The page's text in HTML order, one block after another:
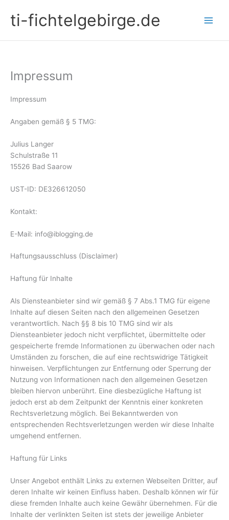
Inhalt
springenti-fichtelgebirge.de
Impressum
Impressum
Angaben gemäß § 5 TMG:
Julius Langer
Schulstraße 11
15526 Bad Saarow
UST-ID: DE326612050
Kontakt:
E-Mail: info@iblogging.de
Haftungsausschluss (Disclaimer)
Haftung für Inhalte
Als Diensteanbieter sind wir gemäß § 7 Abs.1 TMG für eigene
Inhalte auf diesen Seiten nach den allgemeinen Gesetzen
verantwortlich. Nach §§ 8 bis 10 TMG sind wir als
Diensteanbieter jedoch nicht verpflichtet, übermittelte oder
gespeicherte fremde Informationen zu überwachen oder nach
Umständen zu forschen, die auf eine rechtswidrige Tätigkeit
hinweisen. Verpflichtungen zur Entfernung oder Sperrung der
Nutzung von Informationen nach den allgemeinen Gesetzen
bleiben hiervon unberührt. Eine diesbezügliche Haftung ist
jedoch erst ab dem Zeitpunkt der Kenntnis einer konkreten
Rechtsverletzung möglich. Bei Bekanntwerden von
entsprechenden Rechtsverletzungen werden wir diese Inhalte
umgehend entfernen.
Haftung für Links
Unser Angebot enthält Links zu externen Webseiten Dritter, auf
deren Inhalte wir keinen Einfluss haben. Deshalb können wir für
diese fremden Inhalte auch keine Gewähr übernehmen. Für die
Inhalte der verlinkten Seiten ist stets der jeweilige Anbieter